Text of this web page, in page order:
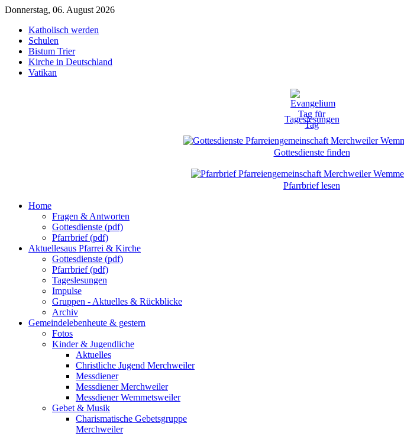
Donnerstag, 06. August 2026
Katholisch werden
Schulen
Bistum Trier
Kirche in Deutschland
Vatikan
Tageslesungen
Gottesdienste finden
Pfarrbrief lesen
Home
Fragen & Antworten
Gottesdienste (pdf)
Pfarrbrief (pdf)
Aktuellesaus Pfarrei & Kirche
Gottesdienste (pdf)
Pfarrbrief (pdf)
Tageslesungen
Impulse
Gruppen - Aktuelles & Rückblicke
Archiv
Gemeindelebenheute & gestern
Fotos
Kinder & Jugendliche
Aktuelles
Christliche Jugend Merchweiler
Messdiener
Messdiener Merchweiler
Messdiener Wemmetsweiler
Gebet & Musik
Charismatische Gebetsgruppe
Merchweiler